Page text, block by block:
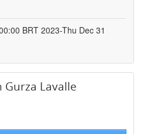
BRT 2023-Thu Dec 31
Gurza Lavalle